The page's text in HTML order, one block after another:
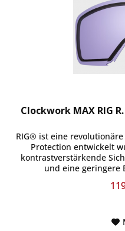
Clockwork MAX RIG
RIG® ist eine
Protection entwickelt
kontrastverstärkende
und eine geringere